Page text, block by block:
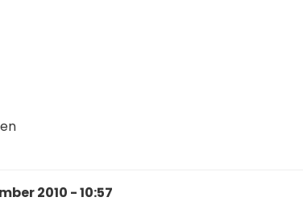
2010 - 10:57